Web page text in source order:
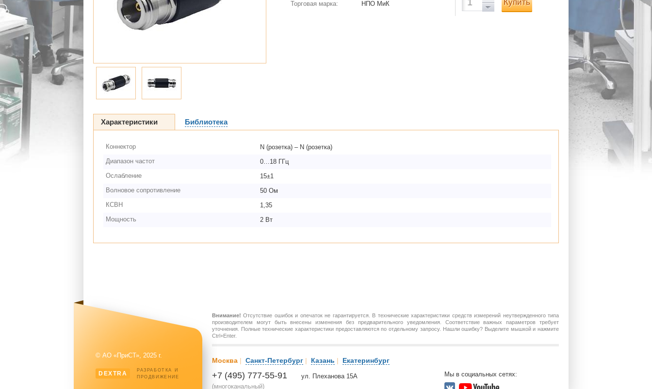
Торговая марка: НПО МиК Купить
Характеристики Библиотека
Коннектор
N (розетка) – N (розетка)
Диапазон частот
0…18 ГГц
Ослабление
15±1
Волновое сопротивление
50 Ом
КСВН
1,35
Мощность
2 Вт
Внимание! Отсутствие ошибок и опечаток не гарантируется. В технические характеристики средств измерений неутвержденного типа
производителем могут быть внесены изменения без предварительного уведомления. Соответствие важных параметров требует
уточнения. Полные технические характеристики предоставляются по отдельному запросу. Нашли ошибку? Выделите мышкой и нажмите
Ctrl+Enter.
Москва | Санкт-Петербург | Казань | Екатеринбург
+7 (495) 777-55-91
(многоканальный)
ул. Плеханова 15А Мы в социальных сетях:
© АО «ПриСТ», 2025 г.
DEXTRA
РАЗРАБОТКА И
ПРОДВИЖЕНИЕ